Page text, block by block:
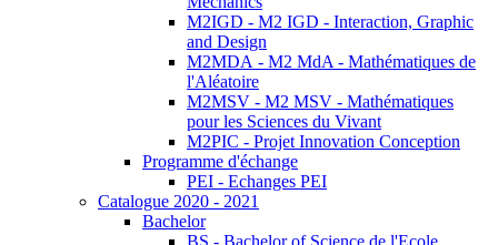
M2IGD - M2 IGD - Interaction, Graphic
and Design
M2MDA - M2 MdA - Mathématiques de
l'Aléatoire
M2MSV - M2 MSV - Mathématiques
pour les Sciences du Vivant
M2PIC - Projet Innovation Conception
Programme d'échange
PEI - Echanges PEI
Catalogue 2020 - 2021
Bachelor
BS - Bachelor of Science de l'Ecole